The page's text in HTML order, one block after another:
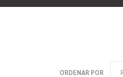
ORDENAR POR